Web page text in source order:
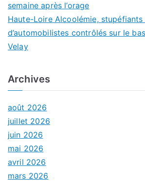
semaine après l’orage
Haute-Loire Alcoolémie, stupéfiants
d’automobilistes contrôlés sur le
Velay
Archives
août 2026
juillet 2026
juin 2026
mai 2026
avril 2026
mars 2026